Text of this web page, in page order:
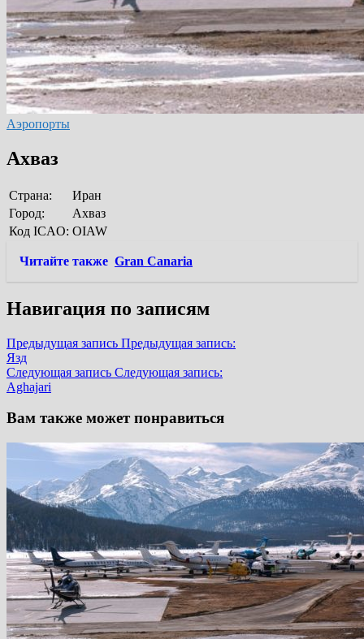
Аэропорты
Ахваз
Страна:
Иран
Город:
Ахваз
Код ICAO: OIAW
Читайте также Gran Canaria
Навигация по записям
Предыдущая запись Предыдущая запись:
Язд
Следующая запись Следующая запись:
Aghajari
Вам также может понравиться